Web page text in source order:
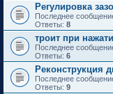
Регулировка
Последнее
Ответы: 8
троит при
Последнее
Ответы: 6
Реконструкция
Последнее
Ответы: 9